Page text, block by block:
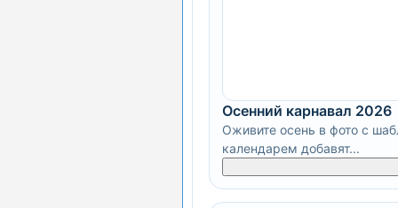
Осенний карнавал 2026
Оживите осень в фото с
календарем добавят...